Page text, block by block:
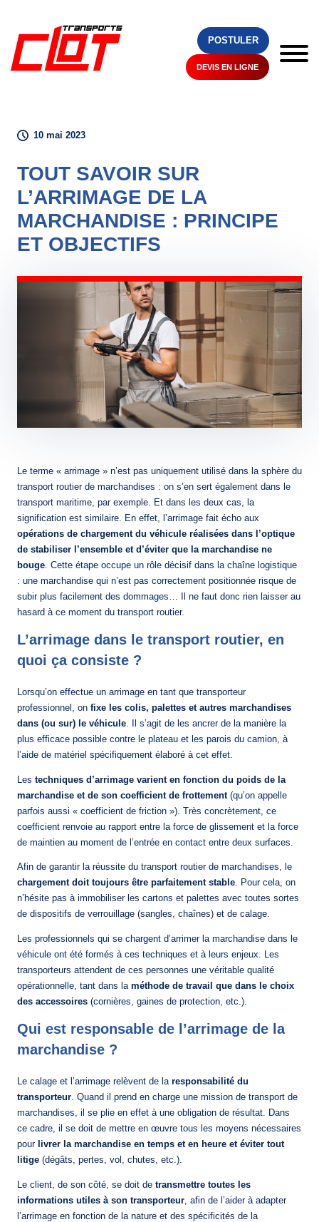
ACCUEIL
TRANSPORT
DISTRIBUTION
AFFRÊTEMENT
LOGISTIQUE
ACTUALITÉS
GUIDES ET LIVRES BLANCS
POSTULER
DEVIS EN LIGNE
10 mai 2023
TOUT SAVOIR SUR
L’ARRIMAGE DE LA
MARCHANDISE : PRINCIPE
ET OBJECTIFS
Le terme « arrimage » n’est pas uniquement utilisé dans la sphère du
transport routier de marchandises : on s’en sert également dans le
transport maritime, par exemple. Et dans les deux cas, la
signification est similaire. En effet, l’arrimage fait écho aux
opérations de chargement du véhicule réalisées dans l’optique
de stabiliser l’ensemble et d’éviter que la marchandise ne
bouge. Cette étape occupe un rôle décisif dans la chaîne logistique
: une marchandise qui n’est pas correctement positionnée risque de
subir plus facilement des dommages… Il ne faut donc rien laisser au
hasard à ce moment du transport routier.
L’arrimage dans le transport routier, en
quoi ça consiste ?
Lorsqu’on effectue un arrimage en tant que transporteur
professionnel, on fixe les colis, palettes et autres marchandises
dans (ou sur) le véhicule. Il s’agit de les ancrer de la manière la
plus efficace possible contre le plateau et les parois du camion, à
l’aide de matériel spécifiquement élaboré à cet effet.
Les techniques d’arrimage varient en fonction du poids de la
marchandise et de son coefficient de frottement(qu’on appelle
parfois aussi « coefficient de friction »). Très concrètement, ce
coefficient renvoie au rapport entre la force de glissement et la force
de maintien au moment de l’entrée en contact entre deux surfaces.
Afin de garantir la réussite du transport routier de marchandises, le
chargement doit toujours être parfaitement stable. Pour cela, on
n’hésite pas à immobiliser les cartons et palettes avec toutes sortes
de dispositifs de verrouillage (sangles, chaînes) et de calage.
Les professionnels qui se chargent d’arrimer la marchandise dans le
véhicule ont été formés à ces techniques et à leurs enjeux. Les
transporteurs attendent de ces personnes une véritable qualité
opérationnelle, tant dans la méthode de travail que dans le choix
des accessoires(cornières, gaines de protection, etc.).
Qui est responsable de l’arrimage de la
marchandise ?
Le calage et l’arrimage relèvent de la responsabilité du
transporteur. Quand il prend en charge une mission de transport de
marchandises, il se plie en effet à une obligation de résultat. Dans
ce cadre, il se doit de mettre en œuvre tous les moyens nécessaires
pour livrer la marchandise en temps et en heure et éviter tout
litige(dégâts, pertes, vol, chutes, etc.).
Le client, de son côté, se doit de transmettre toutes les
informations utiles à son transporteur, afin de l’aider à adapter
l’arrimage en fonction de la nature et des spécificités de la